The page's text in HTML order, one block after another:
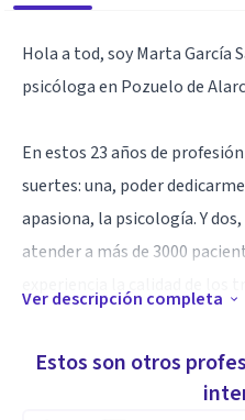
Hola a tod, soy Marta García
psicóloga en Pozuelo de
En estos 23 años de
suertes: una, poder
apasiona, la psicología. Y
atender a más de 3000
Especialista en hipocondría y
Ver descripción completa
Estos son otros